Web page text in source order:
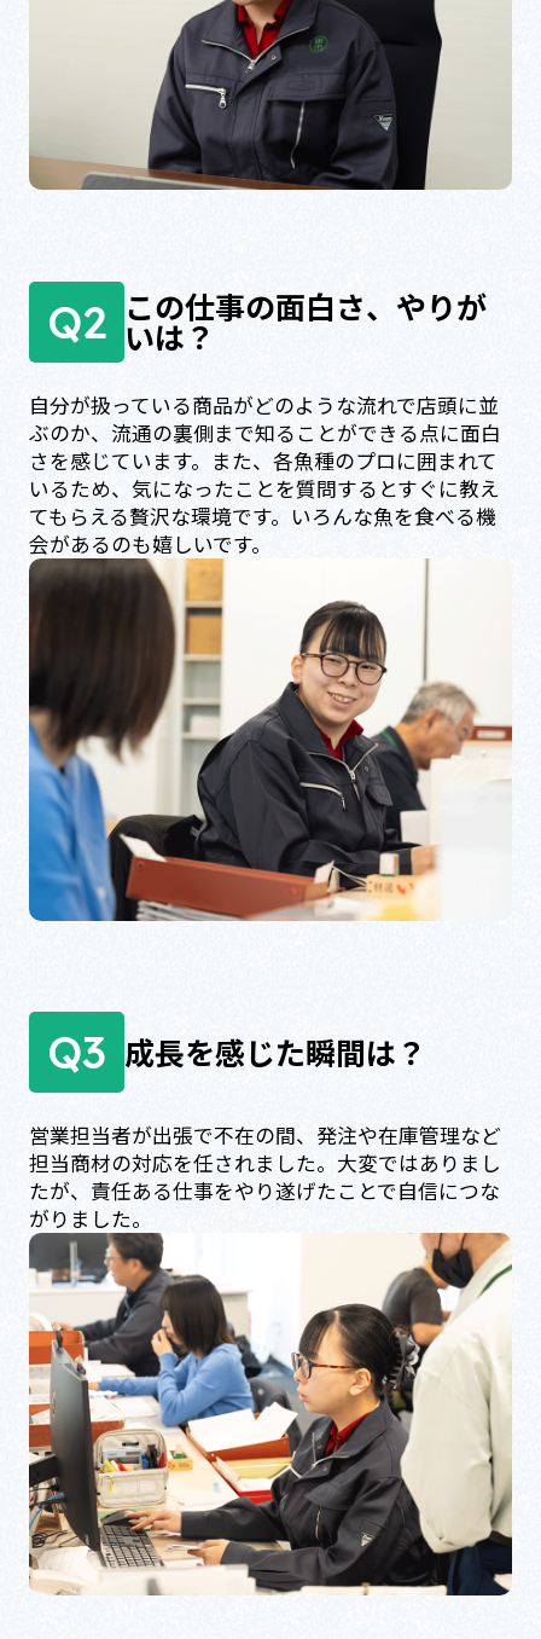
Q2 この仕事の面白さ、やりが
いは？
自分が扱っている商品がどのような流れで店頭に並
ぶのか、流通の裏側まで知ることができる点に面白
さを感じています。また、各魚種のプロに囲まれて
いるため、気になったことを質問するとすぐに教え
てもらえる贅沢な環境です。いろんな魚を食べる機
会があるのも嬉しいです。
Q3 成長を感じた瞬間は？
営業担当者が出張で不在の間、発注や在庫管理など
担当商材の対応を任されました。大変ではありまし
たが、責任ある仕事をやり遂げたことで自信につな
がりました。